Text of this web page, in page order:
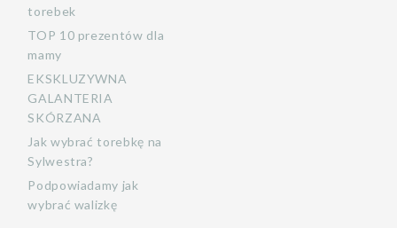
torebek
TOP 10 prezentów dla
mamy
EKSKLUZYWNA
GALANTERIA
SKÓRZANA
Jak wybrać torebkę na
Sylwestra?
Podpowiadamy jak
wybrać walizkę